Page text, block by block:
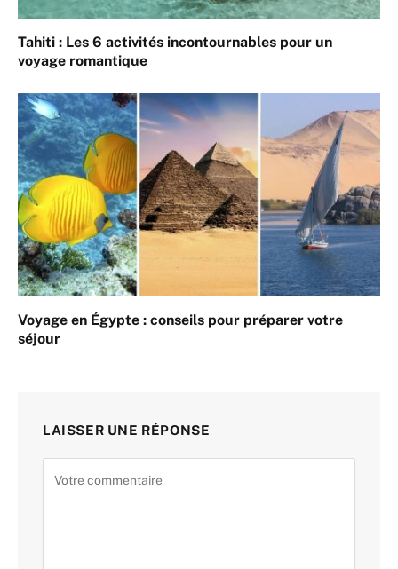
Tahiti : Les 6 activités incontournables pour un
voyage romantique
Voyage en Égypte : conseils pour préparer votre
séjour
LAISSER UNE RÉPONSE